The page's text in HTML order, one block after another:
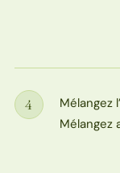
Étape
4
Mélangez
Mélangez